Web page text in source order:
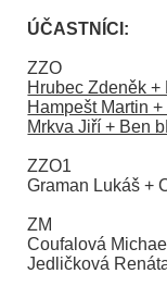
ÚČASTNÍCI:
ZZO
Hrubec Zdeněk +
Hampešt Martin
Mrkva Jiří + Ben
ZZO1
Graman Lukáš +
ZM
Coufalová
Jedličková